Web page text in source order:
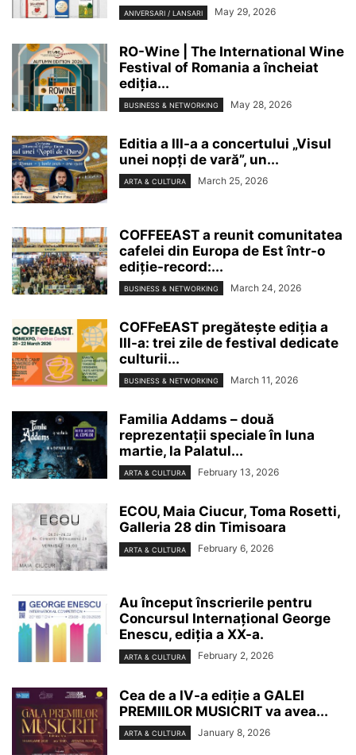
ANIVERSARI / LANSARI May 29, 2026
RO-Wine | The International Wine
Festival of Romania a încheiat
ediția...
BUSINESS & NETWORKING May 28, 2026
Editia a III-a a concertului „Visul
unei nopți de vară”, un...
ARTA & CULTURA March 25, 2026
COFFEEAST a reunit comunitatea
cafelei din Europa de Est într-o
ediție-record:...
BUSINESS & NETWORKING March 24, 2026
COFFeEAST pregătește ediția a
III-a: trei zile de festival dedicate
culturii...
BUSINESS & NETWORKING March 11, 2026
Familia Addams – două
reprezentații speciale în luna
martie, la Palatul...
ARTA & CULTURA February 13, 2026
ECOU, Maia Ciucur, Toma Rosetti,
Galleria 28 din Timisoara
ARTA & CULTURA February 6, 2026
Au început înscrierile pentru
Concursul Internațional George
Enescu, ediția a XX-a.
ARTA & CULTURA February 2, 2026
Cea de a IV-a ediție a GALEI
PREMIILOR MUSICRIT va avea...
ARTA & CULTURA January 8, 2026